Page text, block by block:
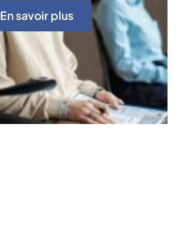
En savoir plus